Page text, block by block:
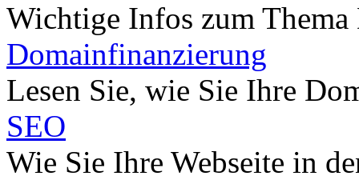
Wichtige Infos zum
Domainfinanzierung
Lesen Sie, wie Sie Ihre
SEO
Wie Sie Ihre Webseite in